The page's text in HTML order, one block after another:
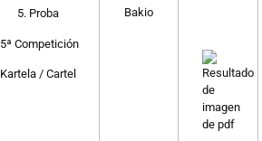
5. Proba
5ª Competición
Kartela / Cartel
Bakio